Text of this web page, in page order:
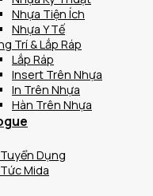
Nhựa Tiện Ích
Nhựa Y Tế
Trí & Lắp Ráp
Lắp Ráp
Insert Trên Nhựa
In Trên Nhựa
Hàn Trên Nhựa
Dụng
Mida